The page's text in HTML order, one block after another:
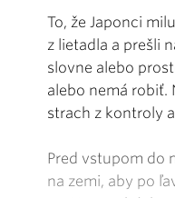
To, že Japonci
z lietadla a prešli
slovne alebo
alebo nemá robiť.
strach z kontroly
Pred vstupom do
na zemi, aby po